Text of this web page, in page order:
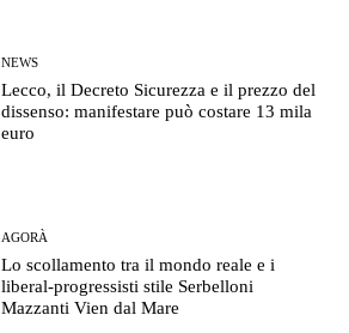
NEWS
Lecco, il Decreto Sicurezza e il prezzo del
dissenso: manifestare può costare 13 mila
euro
AGORÀ
Lo scollamento tra il mondo reale e i
liberal-progressisti stile Serbelloni
Mazzanti Vien dal Mare